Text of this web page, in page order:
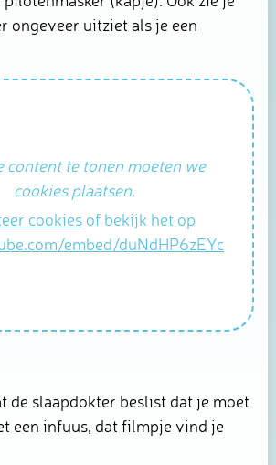
ongeveer uitziet als je een
content te tonen moeten we
cookies plaatsen.
cookies of bekijk het op
embed/duNdHP6zEYc
de slaapdokter beslist dat je moet
een infuus, dat filmpje vind je